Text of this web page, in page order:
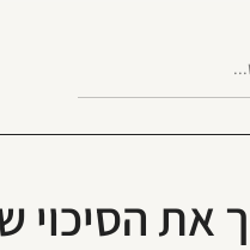
את הסיכוי